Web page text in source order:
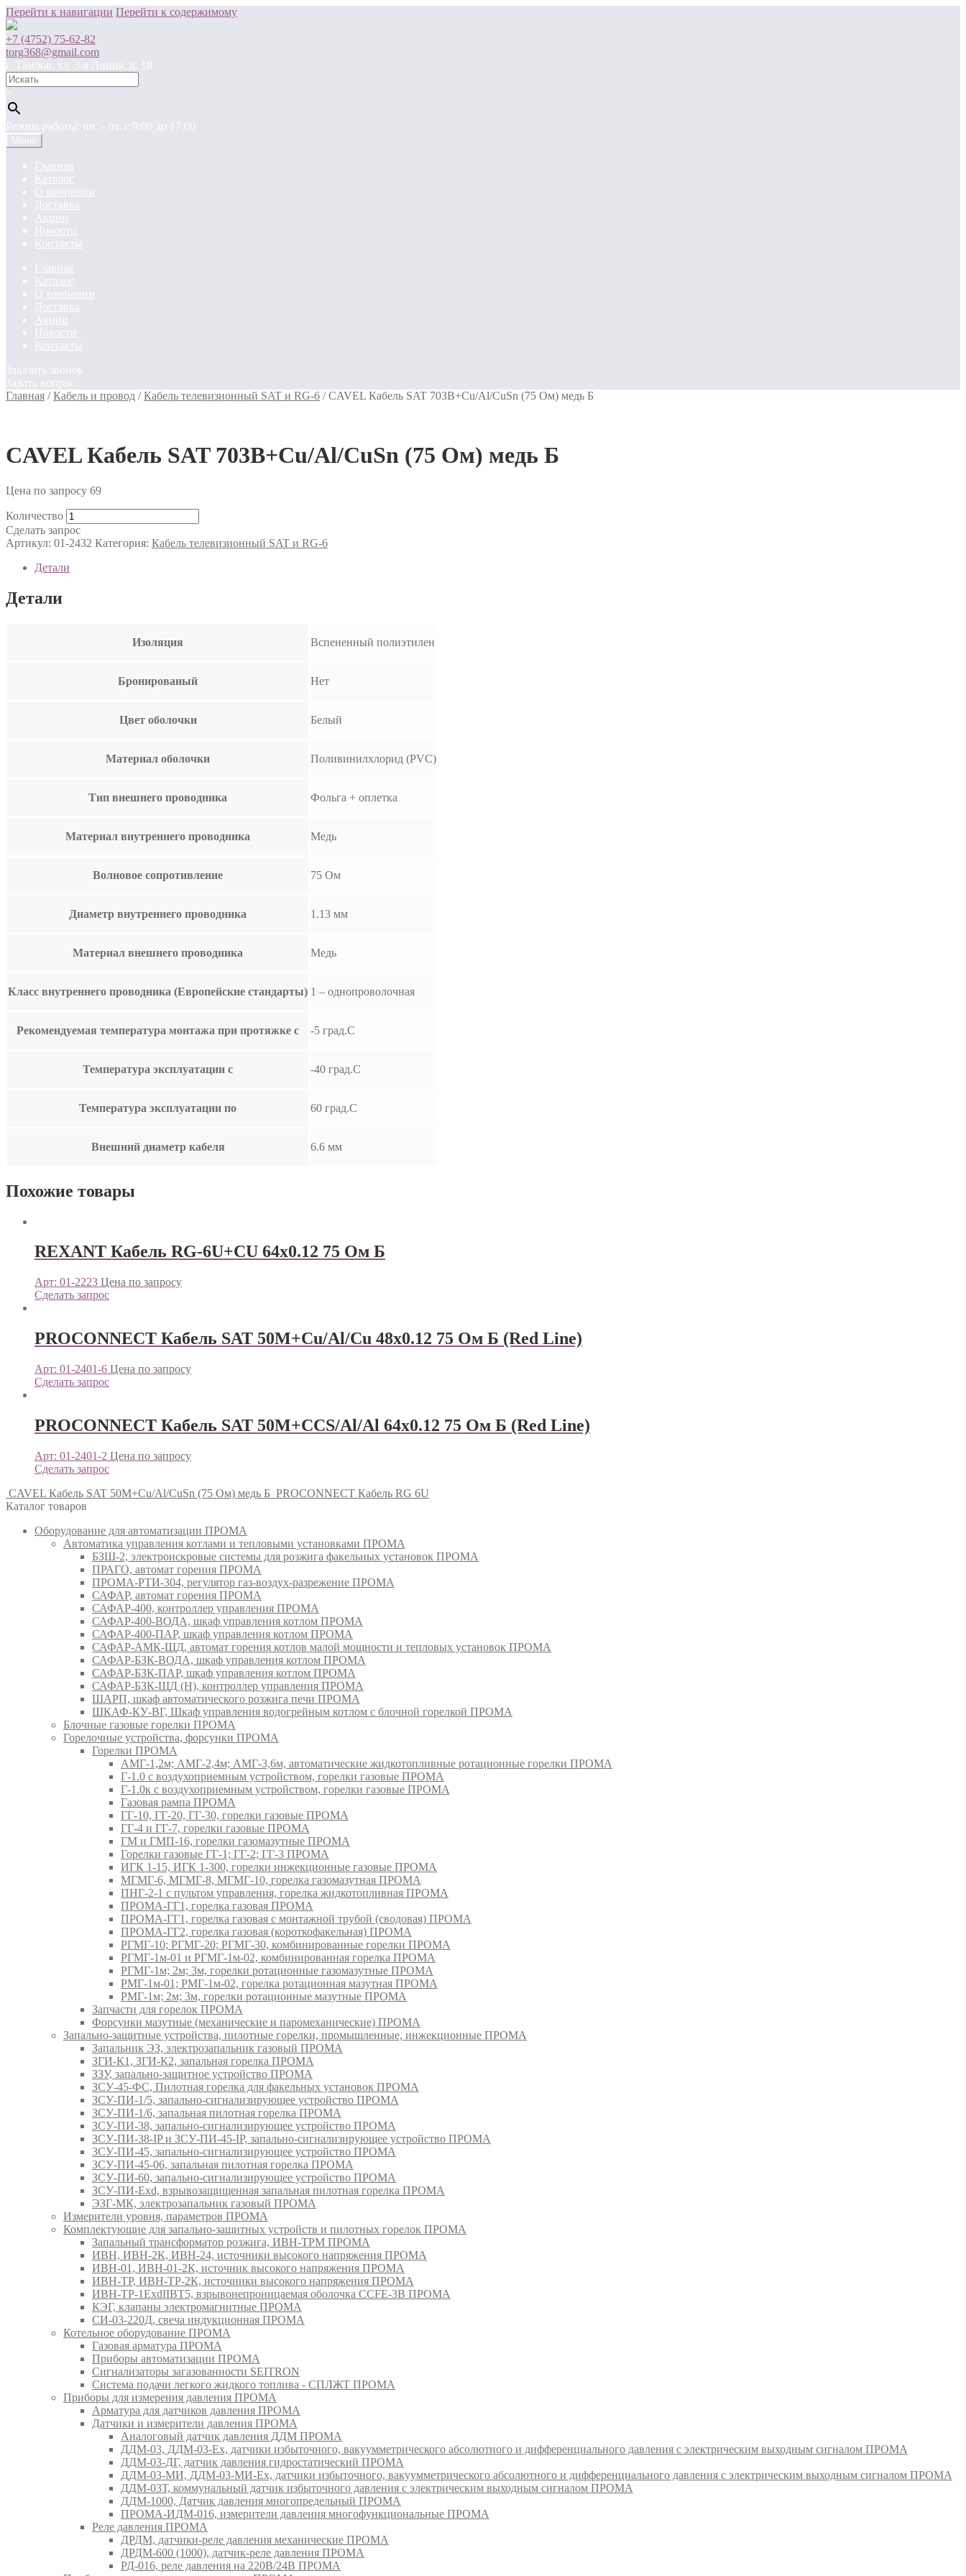
Перейти к навигации Перейти к содержимому
+7 (4752) 75-62-82
torg368@gmail.com
г. Тамбов, ул. 3-я Линия, д. 18
×
Режим работы: пн. - пт. c 9:00 до 17:00
Меню
Главная
Каталог
О компании
Доставка
Акции
Новости
Контакты
Главная
Каталог
О компании
Доставка
Акции
Новости
Контакты
Заказать звонок
Задать вопрос
Главная /Кабель и провод /Кабель телевизионный SAT и RG-6 /CAVEL Кабель SAT 703В+Cu/Al/CuSn (75 Ом) медь Б
CAVEL Кабель SAT 703В+Cu/Al/CuSn (75 Ом) медь Б
Цена по запросу 69
Количество
Сделать запрос
Артикул: 01-2432 Категория: Кабель телевизионный SAT и RG-6
Детали
Детали
Изоляция Вспененный полиэтилен
Бронированый Нет
Цвет оболочки Белый
Материал оболочки Поливинилхлорид (PVC)
Тип внешнего проводника Фольга + оплетка
Материал внутреннего проводника Медь
Волновое сопротивление 75 Ом
Диаметр внутреннего проводника 1.13 мм
Материал внешнего проводника Медь
Класс внутреннего проводника (Европейские стандарты) 1 – однопроволочная
Рекомендуемая температура монтажа при протяжке с -5 град.C
Температура эксплуатации с -40 град.C
Температура эксплуатации по 60 град.C
Внешний диаметр кабеля 6.6 мм
Похожие товары
REXANT Кабель RG-6U+CU 64х0.12 75 Ом Б
Арт: 01-2223 Цена по запросу
Сделать запрос
PROCONNECT Кабель SAT 50M+Cu/Al/Cu 48х0.12 75 Ом Б (Red Line)
Арт: 01-2401-6 Цена по запросу
Сделать запрос
PROCONNECT Кабель SAT 50M+CCS/Al/Al 64х0.12 75 Ом Б (Red Line)
Арт: 01-2401-2 Цена по запросу
Сделать запрос
CAVEL Кабель SAT 50М+Cu/Al/CuSn (75 Ом) медь Б PROCONNECT Кабель RG 6U
Каталог товаров
Оборудование для автоматизации ПРОМА
Автоматика управления котлами и тепловыми установками ПРОМА
БЗШ-2, электроискровые системы для розжига факельных установок ПРОМА
ПРАГО, автомат горения ПРОМА
ПРОМА-РТИ-304, регулятор газ-воздух-разрежение ПРОМА
САФАР, автомат горения ПРОМА
САФАР-400, контроллер управления ПРОМА
САФАР-400-ВОДА, шкаф управления котлом ПРОМА
САФАР-400-ПАР, шкаф управления котлом ПРОМА
САФАР-АМК-ЩД, автомат горения котлов малой мощности и тепловых установок ПРОМА
САФАР-БЗК-ВОДА, шкаф управления котлом ПРОМА
САФАР-БЗК-ПАР, шкаф управления котлом ПРОМА
САФАР-БЗК-ЩД (Н), контроллер управления ПРОМА
ШАРП, шкаф автоматического розжига печи ПРОМА
ШКАФ-КУ-ВГ, Шкаф управления водогрейным котлом с блочной горелкой ПРОМА
Блочные газовые горелки ПРОМА
Горелочные устройства, форсунки ПРОМА
Горелки ПРОМА
АМГ-1,2м; АМГ-2,4м; АМГ-3,6м, автоматические жидкотопливные ротационные горелки ПРОМА
Г-1.0 с воздухоприемным устройством, горелки газовые ПРОМА
Г-1.0к с воздухоприемным устройством, горелки газовые ПРОМА
Газовая рампа ПРОМА
ГГ-10, ГГ-20, ГГ-30, горелки газовые ПРОМА
ГГ-4 и ГГ-7, горелки газовые ПРОМА
ГМ и ГМП-16, горелки газомазутные ПРОМА
Горелки газовые ГГ-1; ГГ-2; ГГ-3 ПРОМА
ИГК 1-15, ИГК 1-300, горелки инжекционные газовые ПРОМА
МГМГ-6, МГМГ-8, МГМГ-10, горелка газомазутная ПРОМА
ПНГ-2-1 с пультом управления, горелка жидкотопливная ПРОМА
ПРОМА-ГГ1, горелка газовая ПРОМА
ПРОМА-ГГ1, горелка газовая с монтажной трубой (сводовая) ПРОМА
ПРОМА-ГГ2, горелка газовая (короткофакельная) ПРОМА
РГМГ-10; РГМГ-20; РГМГ-30, комбинированные горелки ПРОМА
РГМГ-1м-01 и РГМГ-1м-02, комбинированная горелка ПРОМА
РГМГ-1м; 2м; 3м, горелки ротационные газомазутные ПРОМА
РМГ-1м-01; РМГ-1м-02, горелка ротационная мазутная ПРОМА
РМГ-1м; 2м; 3м, горелки ротационные мазутные ПРОМА
Запчасти для горелок ПРОМА
Форсунки мазутные (механические и паромеханические) ПРОМА
Запально-защитные устройства, пилотные горелки, промышленные, инжекционные ПРОМА
Запальник ЭЗ, электрозапальник газовый ПРОМА
ЗГИ-К1, ЗГИ-К2, запальная горелка ПРОМА
ЗЗУ, запально-защитное устройство ПРОМА
ЗСУ-45-ФС, Пилотная горелка для факельных установок ПРОМА
ЗСУ-ПИ-1/5, запально-сигнализирующее устройство ПРОМА
ЗСУ-ПИ-1/6, запальная пилотная горелка ПРОМА
ЗСУ-ПИ-38, запально-сигнализирующее устройство ПРОМА
ЗСУ-ПИ-38-IP и ЗСУ-ПИ-45-IP, запально-сигнализирующее устройство ПРОМА
ЗСУ-ПИ-45, запально-сигнализирующее устройство ПРОМА
ЗСУ-ПИ-45-06, запальная пилотная горелка ПРОМА
ЗСУ-ПИ-60, запально-сигнализирующее устройство ПРОМА
ЗСУ-ПИ-Exd, взрывозащищенная запальная пилотная горелка ПРОМА
ЭЗГ-МК, электрозапальник газовый ПРОМА
Измерители уровня, параметров ПРОМА
Комплектующие для запально-защитных устройств и пилотных горелок ПРОМА
Запальный трансформатор розжига, ИВН-ТРМ ПРОМА
ИВН, ИВН-2К, ИВН-24, источники высокого напряжения ПРОМА
ИВН-01, ИВН-01-2К, источник высокого напряжения ПРОМА
ИВН-ТР, ИВН-ТР-2К, источники высокого напряжения ПРОМА
ИВН-ТР-1ExdIIBT5, взрывонепроницаемая оболочка CCFE-3B ПРОМА
КЭГ, клапаны электромагнитные ПРОМА
СИ-03-220Д, свеча индукционная ПРОМА
Котельное оборудование ПРОМА
Газовая арматура ПРОМА
Приборы автоматизации ПРОМА
Сигнализаторы загазованности SEITRON
Система подачи легкого жидкого топлива - СПЛЖТ ПРОМА
Приборы для измерения давления ПРОМА
Арматура для датчиков давления ПРОМА
Датчики и измерители давления ПРОМА
Аналоговый датчик давления ДДМ ПРОМА
ДДМ-03, ДДМ-03-Ех, датчики избыточного, вакуумметрического абсолютного и дифференциального давления с электрическим выходным сигналом ПРОМА
ДДМ-03-ДГ, датчик давления гидростатический ПРОМА
ДДМ-03-МИ, ДДМ-03-МИ-Ех, датчики избыточного, вакуумметрического абсолютного и дифференциального давления с электрическим выходным сигналом ПРОМА
ДДМ-03Т, коммунальный датчик избыточного давления с электрическим выходным сигналом ПРОМА
ДДМ-1000, Датчик давления многопредельный ПРОМА
ПРОМА-ИДМ-016, измерители давления многофункциональные ПРОМА
Реле давления ПРОМА
ДРДМ, датчики-реле давления механические ПРОМА
ДРДМ-600 (1000), датчик-реле давления ПРОМА
РД-016, реле давления на 220В/24В ПРОМА